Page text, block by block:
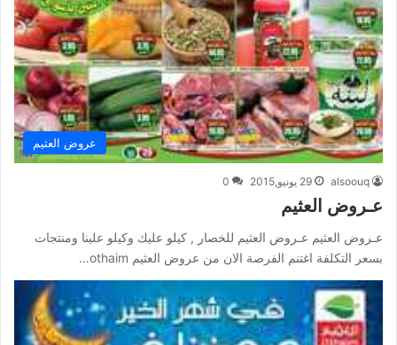
عروض العثيم
alsoouq 29 يونيو,2015 0
عـروض العثيم
عـروض العثيم عـروض العثيم للخصار , كيلو عليك وكيلو علينا ومنتجات
بسعر التكلفة اغتنم الفرصة الان من عروض العثيم othaim…